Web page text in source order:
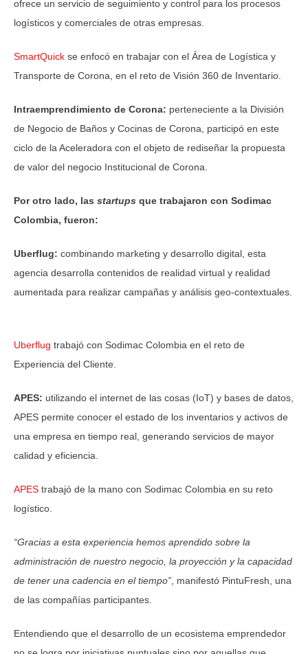
ofrece un servicio de seguimiento y control para los procesos
logísticos y comerciales de otras empresas.
SmartQuick se enfocó en trabajar con el Área de Logística y
Transporte de Corona, en el reto de Visión 360 de Inventario.
Intraemprendimiento de Corona: perteneciente a la División
de Negocio de Baños y Cocinas de Corona, participó en este
ciclo de la Aceleradora con el objeto de rediseñar la propuesta
de valor del negocio Institucional de Corona.
Por otro lado, las startups que trabajaron con Sodimac
Colombia, fueron:
Uberflug: combinando marketing y desarrollo digital, esta
agencia desarrolla contenidos de realidad virtual y realidad
aumentada para realizar campañas y análisis geo-contextuales.
Uberflug trabajó con Sodimac Colombia en el reto de
Experiencia del Cliente.
APES: utilizando el internet de las cosas (IoT) y bases de datos,
APES permite conocer el estado de los inventarios y activos de
una empresa en tiempo real, generando servicios de mayor
calidad y eficiencia.
APES trabajó de la mano con Sodimac Colombia en su reto
logístico.
“Gracias a esta experiencia hemos aprendido sobre la
administración de nuestro negocio, la proyección y la capacidad
de tener una cadencia en el tiempo” , manifestó PintuFresh, una
de las compañías participantes.
Entendiendo que el desarrollo de un ecosistema emprendedor